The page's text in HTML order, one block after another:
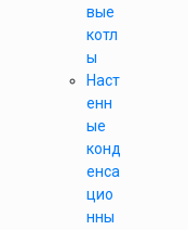
вые
котл
ы
Наст
енн
ые
конд
енса
цио
нны